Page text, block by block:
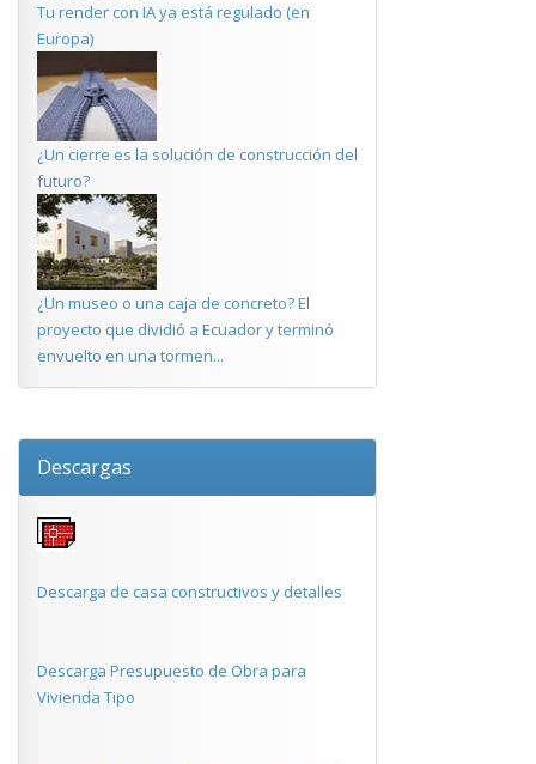
Tu render con IA ya está regulado (en
Europa)
¿Un cierre es la solución de construcción del
futuro?
¿Un museo o una caja de concreto? El
proyecto que dividió a Ecuador y terminó
envuelto en una tormen...
Descargas
Descarga de casa constructivos y detalles
Descarga Presupuesto de Obra para
Vivienda Tipo